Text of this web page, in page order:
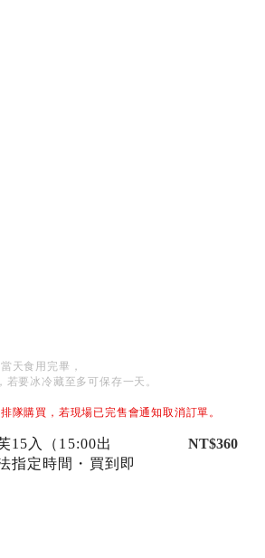
天食用完畢，
要冰冷藏至多可保存一天。
隊購買，若現場已完售會通知取消訂單。
15入（15:00出
指定時間・買到即
NT$360